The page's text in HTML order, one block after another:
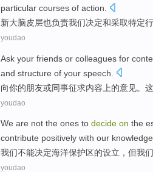
particular courses of action
新大脑皮层也负责我们决定和采取特定
youdao
Ask your friends or colleagues for
and structure of your speech
向你的朋友或同事征求内容 上的意见。 这
youdao
We are not the ones to decide on the
contribute positively with our knowledge
我们不能决定海洋保护区的设立 ， 但我们
youdao